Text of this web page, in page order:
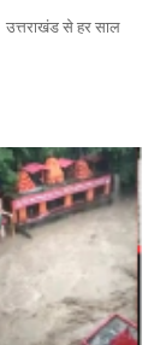
उत्तराखंड से हर साल